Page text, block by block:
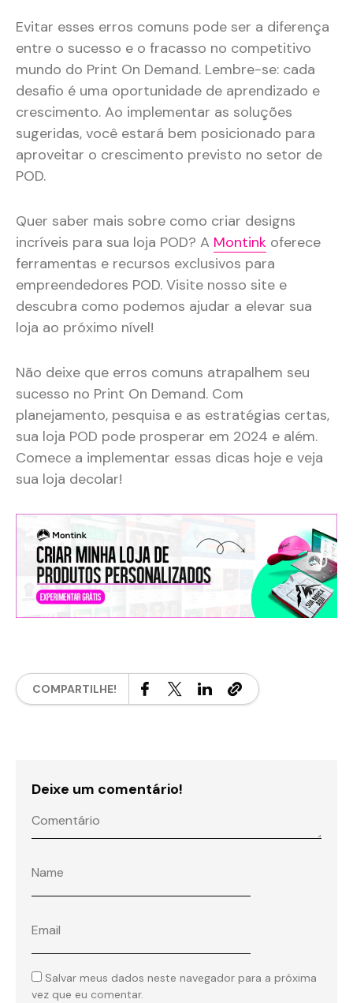
Evitar esses erros comuns pode ser a diferença
entre o sucesso e o fracasso no competitivo
mundo do Print On Demand. Lembre-se: cada
desafio é uma oportunidade de aprendizado e
crescimento. Ao implementar as soluções
sugeridas, você estará bem posicionado para
aproveitar o crescimento previsto no setor de
POD.
Quer saber mais sobre como criar designs
incríveis para sua loja POD? A Montink oferece
ferramentas e recursos exclusivos para
empreendedores POD. Visite nosso site e
descubra como podemos ajudar a elevar sua
loja ao próximo nível!
Não deixe que erros comuns atrapalhem seu
sucesso no Print On Demand. Com
planejamento, pesquisa e as estratégias certas,
sua loja POD pode prosperar em 2024 e além.
Comece a implementar essas dicas hoje e veja
sua loja decolar!
COMPARTILHE!
Deixe um comentário!
Salvar meus dados neste navegador para a próxima
vez que eu comentar.